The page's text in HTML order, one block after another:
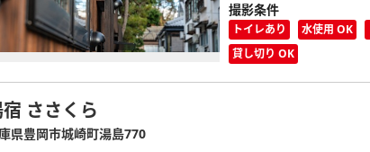
撮影条件
トイレあり 水使用 OK
貸し切り OK
ささくら
県豊岡市城崎町湯島770